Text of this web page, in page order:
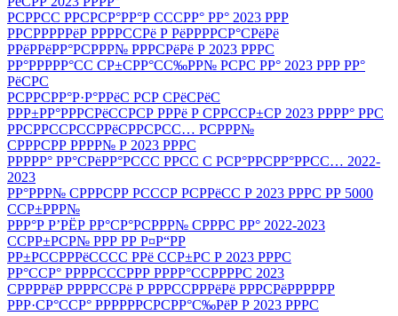
РСРРСС РРСРСР°РР°Р СССРР° РР° 2023 РРР
РРСРРРРРёР РРРРССРё Р РёРРРРСР°СРёРё
РРёРРёРР°РСРРР№ РРРСРёРё Р 2023 РРРС
РР°РРРРР°СС СР±СРР°СС‰РР№ РСРС РР° 2023 РРР РР°
РёСРС
РСРРСРР°Р·Р°РРёС РСР СРёСРёС
РРР±РР°РРРСРёССРСР РРРё Р СРРССР±СР 2023 РРРР° РРС
РРСРРССРССРРёСРРСРСС… РСРРР№
СРРРСРР РРРР№ Р 2023 РРРС
РРРРР° РР°СРёРР°РССС РРСС С РСР°РРСРР°РРСС… 2022-
2023
РР°РРР№ СРРРСРР РСССР РСРРёСС Р 2023 РРРС РР 5000
ССР±РРР№
РРР°Р Р’РЁР РР°СР°РСРРР№ СРРРС РР° 2022-2023
ССРР±РСР№ РРР РР Р¤Р“РР
РР±РССРРРёСССС РРё ССР±РС Р 2023 РРРС
РР°ССР° РРРРСССРРР РРРР°ССРРРРС 2023
СРРРРёР РРРРССРё Р РРРССРРРёРё РРРСРёРРРРРР
РРР·СР°ССР° РРРРРРСРСРР°С‰РёР Р 2023 РРРС